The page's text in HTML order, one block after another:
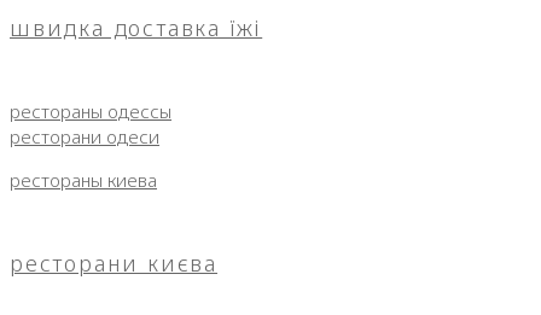
швидка доставка їжі
рестораны одессы
ресторани одеси
рестораны киева
ресторани києва